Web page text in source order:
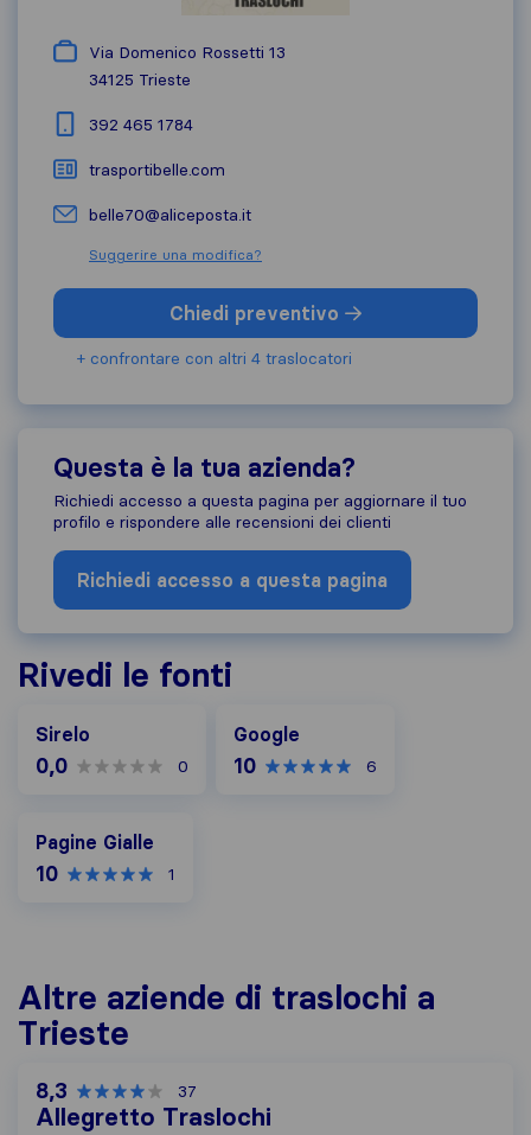
Via Domenico Rossetti 13
34125 Trieste
392 465 1784
trasportibelle.com
belle70@aliceposta.it
Suggerire una modifica?
Chiedi preventivo
+ confrontare con altri 4 traslocatori
Questa è la tua azienda?
Richiedi accesso a questa pagina per aggiornare il tuo
profilo e rispondere alle recensioni dei clienti
Richiedi accesso a questa pagina
Rivedi le fonti
Sirelo
0,0 0
Google
10 6
Pagine Gialle
10 1
Altre aziende di traslochi a
Trieste
8,3 37
Allegretto Traslochi